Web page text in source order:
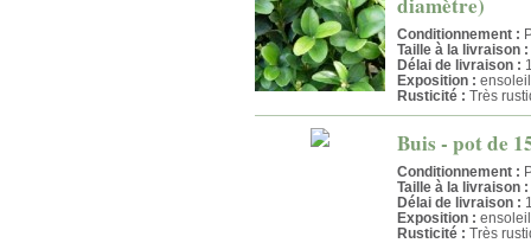
Conditionnement :
Taille à la livraison :
Délai de livraison :
Exposition :
Rusticité : Très
Buis - pot de
Conditionnement :
Taille à la livraison :
Délai de livraison :
Exposition :
Rusticité : Très